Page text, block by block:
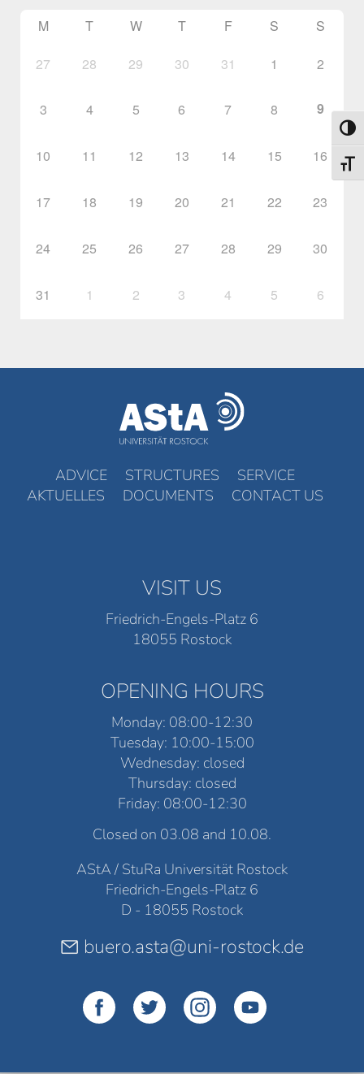
M T W T F S S
27 28 29 30 31 1 2
3 4 5 6 7 8 9
10 11 12 13 14 15 16
17 18 19 20 21 22 23
24 25 26 27 28 29 30
31 1 2 3 4 5 6
ADVICE STRUCTURES
SERVICE
AKTUELLES
DOCUMENTS CONTACT US
VISIT US
Friedrich-Engels-Platz 6
18055 Rostock
OPENING HOURS
Monday: 08:00-12:30
Tuesday: 10:00-15:00
Wednesday: closed
Thursday: closed
Friday: 08:00-12:30
Closed on 03.08 and 10.08.
AStA / StuRa Universität Rostock
Friedrich-Engels-Platz 6
D - 18055 Rostock
buero.asta@uni-rostock.de